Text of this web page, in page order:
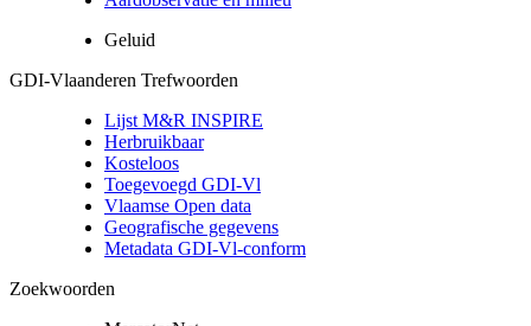
Geluid
GDI-Vlaanderen Trefwoorden
Lijst M&R INSPIRE
Herbruikbaar
Kosteloos
Toegevoegd GDI-Vl
Vlaamse Open data
Geografische gegevens
Metadata GDI-Vl-conform
Zoekwoorden